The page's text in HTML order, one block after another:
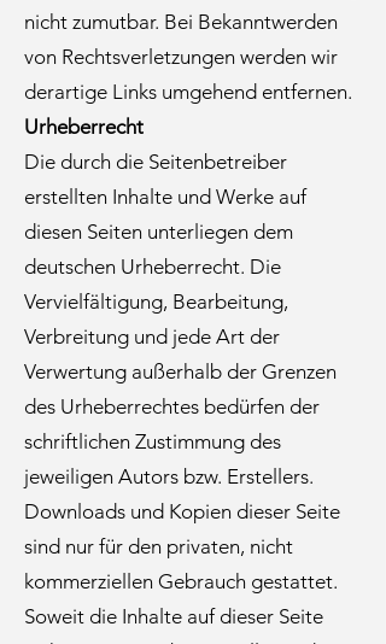
nicht zumutbar. Bei Bekanntwerden
von Rechtsverletzungen werden wir
derartige Links umgehend entfernen.
Urheberrecht
Die durch die Seitenbetreiber
erstellten Inhalte und Werke auf
diesen Seiten unterliegen dem
deutschen Urheberrecht. Die
Vervielfältigung, Bearbeitung,
Verbreitung und jede Art der
Verwertung außerhalb der Grenzen
des Urheberrechtes bedürfen der
schriftlichen Zustimmung des
jeweiligen Autors bzw. Erstellers.
Downloads und Kopien dieser Seite
sind nur für den privaten, nicht
kommerziellen Gebrauch gestattet.
Soweit die Inhalte auf dieser Seite